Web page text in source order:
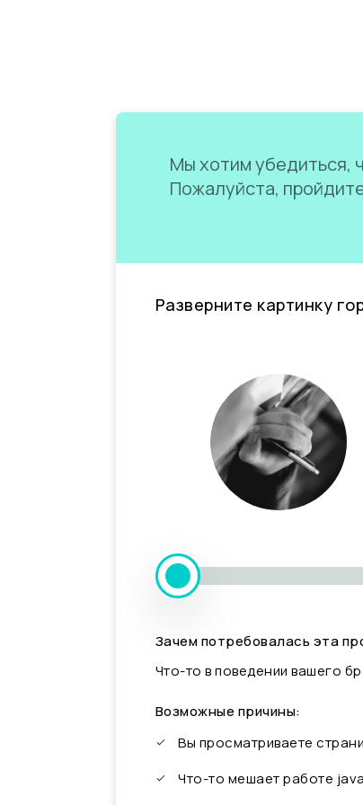
Мы хотим убедиться,
Пожалуйста,
Разверните картинку
Зачем потребовалась эта
Что-то в поведении вашего
Возможные причины:
Вы просматриваете
Что-то мешает работе